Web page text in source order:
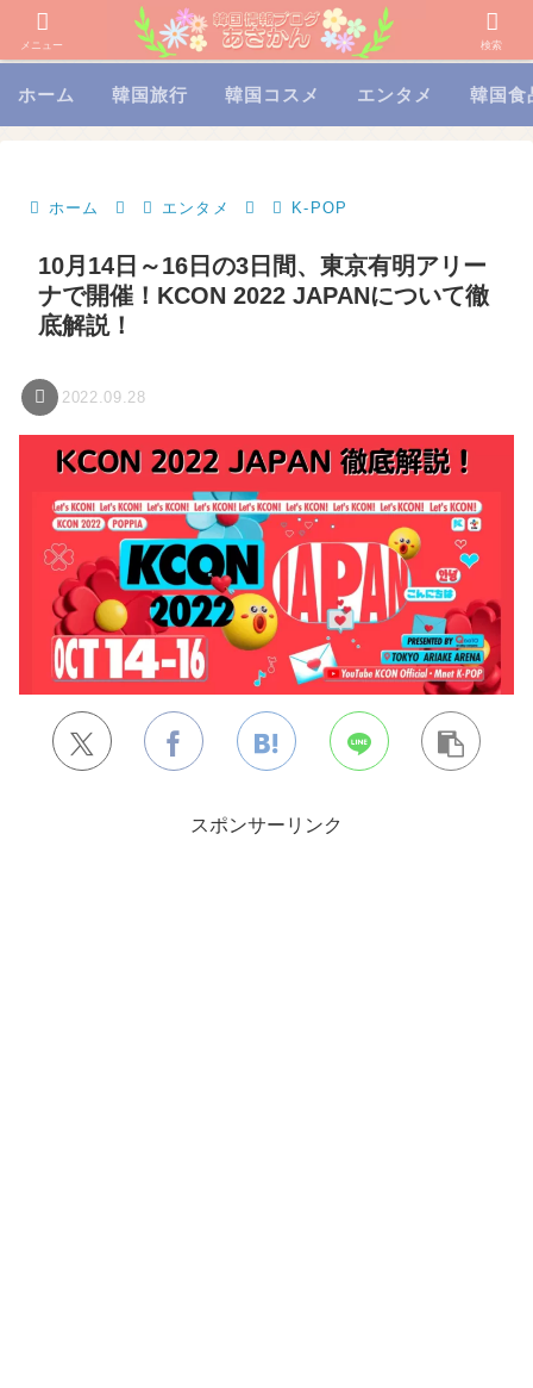
ホーム 韓国旅行 韓国コスメ エンタメ 韓国食
ホーム エンタメ K-POP
10月14日～16日の3日間、東京有明アリー
ナで開催！KCON 2022 JAPANについて徹
底解説！
2022.09.28
スポンサーリンク
メニュー 検索